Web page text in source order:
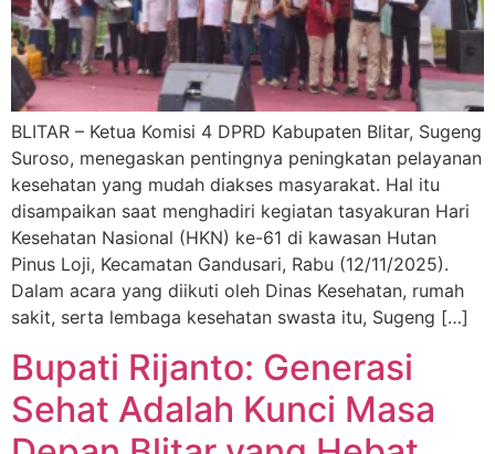
BLITAR – Ketua Komisi 4 DPRD Kabupaten Blitar, Sugeng
Suroso, menegaskan pentingnya peningkatan pelayanan
kesehatan yang mudah diakses masyarakat. Hal itu
disampaikan saat menghadiri kegiatan tasyakuran Hari
Kesehatan Nasional (HKN) ke-61 di kawasan Hutan
Pinus Loji, Kecamatan Gandusari, Rabu (12/11/2025).
Dalam acara yang diikuti oleh Dinas Kesehatan, rumah
sakit, serta lembaga kesehatan swasta itu, Sugeng […]
Bupati Rijanto: Generasi
Sehat Adalah Kunci Masa